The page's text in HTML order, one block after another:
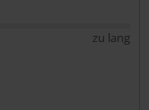
zu lang